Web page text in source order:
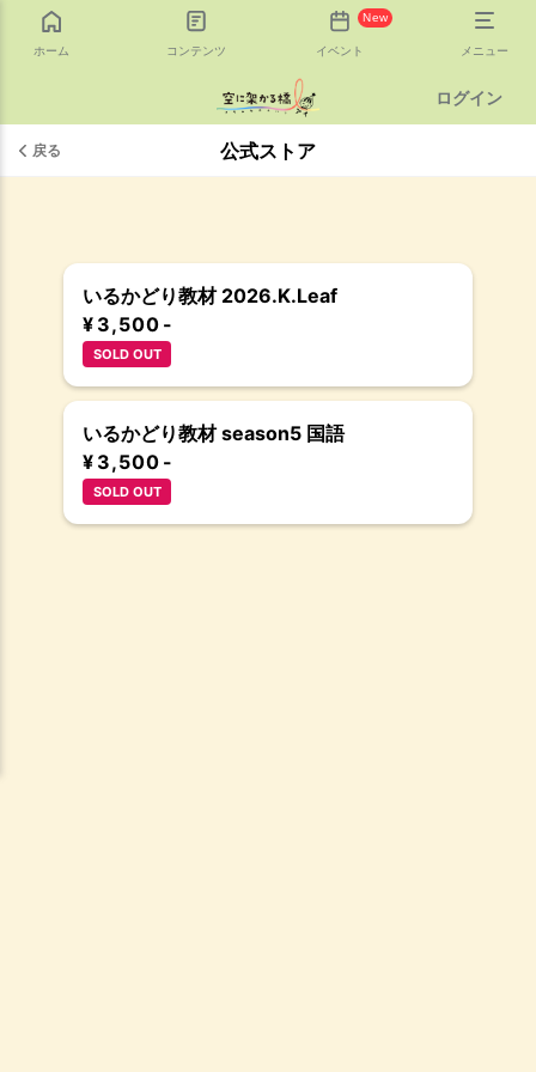
ホーム コンテンツ
New
イベント メニュー
ログイン
戻る 公式ストア
いるかどり教材 2026.K.Leaf
¥ 3,500 -
SOLD OUT
いるかどり教材 season5 国語
¥ 3,500 -
SOLD OUT